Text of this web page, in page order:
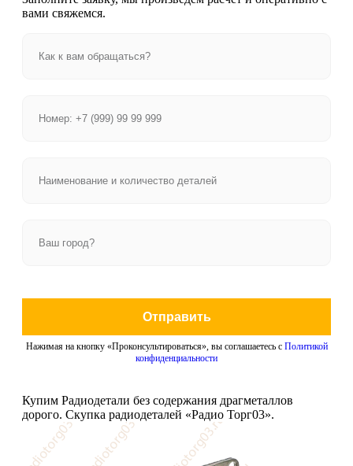
вами свяжемся.
Отправить
Нажимая на кнопку «Проконсультироваться», вы соглашаетесь с Политикой
конфиденциальности
Купим Радиодетали без содержания драгметаллов
дорого. Скупка радиодеталей «Радио Торг03».